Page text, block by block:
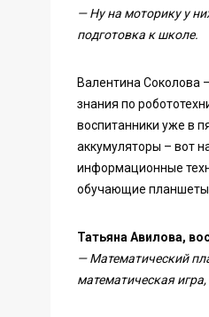
— Ну на моторику у
подготовка к школе.
Валентина Соколова
знания по
воспитанники уже в
аккумуляторы – вот
информационные
обучающие планшеты.
Татьяна Авилова,
— Математический
математическая